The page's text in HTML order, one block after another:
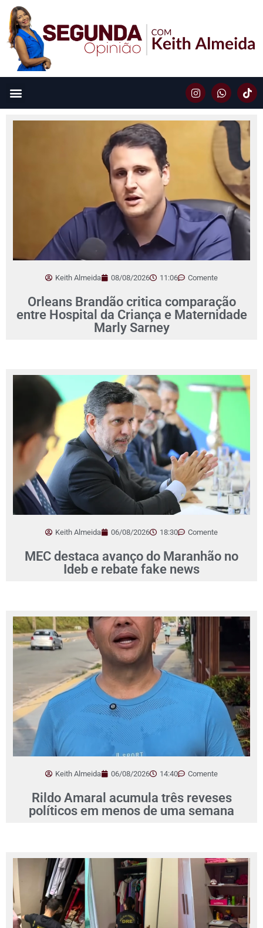
Keith Almeida 08/08/2026 11:06 Comente
Orleans Brandão critica comparação
entre Hospital da Criança e Maternidade
Marly Sarney
Keith Almeida 06/08/2026 18:30 Comente
MEC destaca avanço do Maranhão no
Ideb e rebate fake news
Keith Almeida 06/08/2026 14:40 Comente
Rildo Amaral acumula três reveses
políticos em menos de uma semana